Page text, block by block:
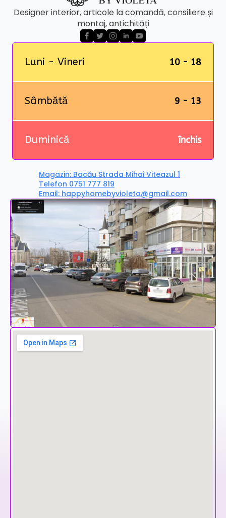
Designer interior, articole la comandă, consiliere și
montaj, antichități
Luni - Vineri 10 - 18
Sâmbătă 9 - 13
Duminică închis
Magazin: Bacău Strada Mihai Viteazul 1
Telefon 0751 777 819
Email: happyhomebyvioleta@gmail.com